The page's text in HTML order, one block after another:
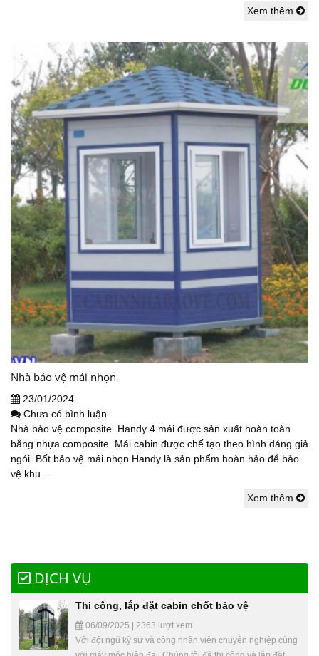
Xem thêm
Nhà bảo vệ mái nhọn
23/01/2024
Chưa có bình luận
Nhà bảo vệ composite Handy 4 mái được sản xuất hoàn toàn
bằng nhựa composite. Mái cabin được chế tạo theo hình dáng giả
ngói. Bốt bảo vệ mái nhọn Handy là sản phẩm hoàn hảo để bảo
vệ khu...
Xem thêm
DỊCH VỤ
Thi công, lắp đặt cabin chốt bảo vệ
06/09/2025 | 2363 lượt xem
Với đội ngũ kỹ sư và công nhân viên chuyên nghiệp cùng